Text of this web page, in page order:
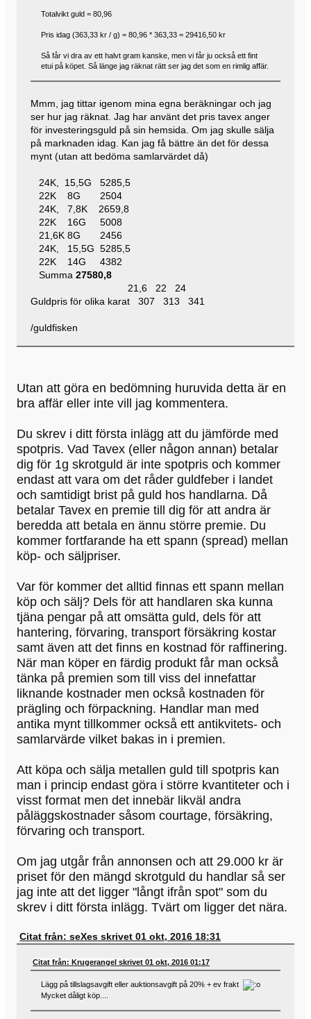
Totalvikt guld = 80,96
Pris idag (363,33 kr / g) = 80,96 * 363,33 = 29416,50 kr
Så får vi dra av ett halvt gram kanske, men vi får ju också ett fint
etui på köpet. Så länge jag räknat rätt ser jag det som en rimlig affär.
Mmm, jag tittar igenom mina egna beräkningar och jag
ser hur jag räknat. Jag har använt det pris tavex anger
för investeringsguld på sin hemsida. Om jag skulle sälja
på marknaden idag. Kan jag få bättre än det för dessa
mynt (utan att bedöma samlarvärdet då)
24K, 15,5G 5285,5
22K 8G 2504
24K, 7,8K 2659,8
22K 16G 5008
21,6K 8G 2456
24K, 15,5G 5285,5
22K 14G 4382
Summa 27580,8
21,6 22 24
Guldpris för olika karat 307 313 341
/guldfisken
Utan att göra en bedömning huruvida detta är en
bra affär eller inte vill jag kommentera.
Du skrev i ditt första inlägg att du jämförde med
spotpris. Vad Tavex (eller någon annan) betalar
dig för 1g skrotguld är inte spotpris och kommer
endast att vara om det råder guldfeber i landet
och samtidigt brist på guld hos handlarna. Då
betalar Tavex en premie till dig för att andra är
beredda att betala en ännu större premie. Du
kommer fortfarande ha ett spann (spread) mellan
köp- och säljpriser.
Var för kommer det alltid finnas ett spann mellan
köp och sälj? Dels för att handlaren ska kunna
tjäna pengar på att omsätta guld, dels för att
hantering, förvaring, transport försäkring kostar
samt även att det finns en kostnad för raffinering.
När man köper en färdig produkt får man också
tänka på premien som till viss del innefattar
liknande kostnader men också kostnaden för
prägling och förpackning. Handlar man med
antika mynt tillkommer också ett antikvitets- och
samlarvärde vilket bakas in i premien.
Att köpa och sälja metallen guld till spotpris kan
man i princip endast göra i större kvantiteter och i
visst format men det innebär likväl andra
påläggskostnader såsom courtage, försäkring,
förvaring och transport.
Om jag utgår från annonsen och att 29.000 kr är
priset för den mängd skrotguld du handlar så ser
jag inte att det ligger "långt ifrån spot" som du
skrev i ditt första inlägg. Tvärt om ligger det nära.
Citat från: seXes skrivet 01 okt, 2016 18:31
Citat från: Krugerangel skrivet 01 okt, 2016 01:17
Lägg på tillslagsavgift eller auktionsavgift på 20% + ev frakt
Mycket dåligt köp....